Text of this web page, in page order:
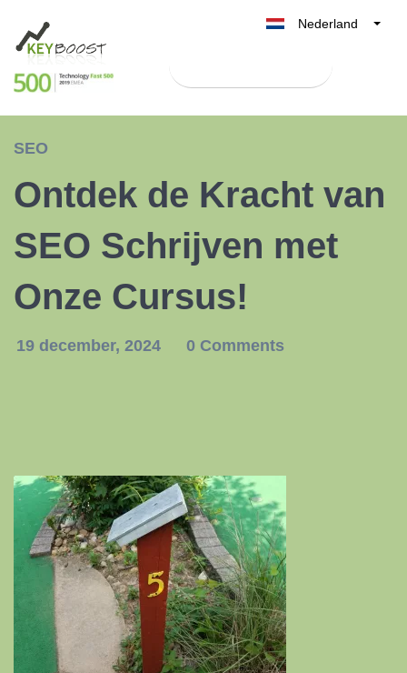
Nederland
België
España
SEO
Ontdek de Kracht van
SEO Schrijven met
Onze Cursus!
19 december, 2024 0 Comments